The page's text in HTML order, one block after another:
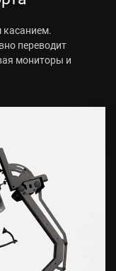
касанием.
переводит
мониторы и